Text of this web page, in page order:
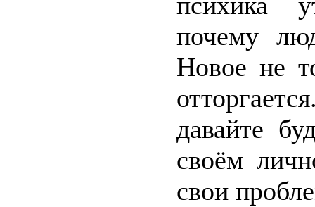
почему
Новое не
давайте
своём
свои